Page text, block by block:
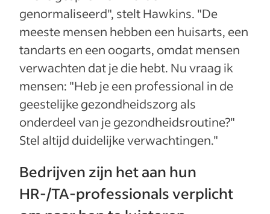
genormaliseerd", stelt Hawkins. "De
meeste mensen hebben een huisarts, een
tandarts en een oogarts, omdat mensen
verwachten dat je die hebt. Nu vraag ik
mensen: "Heb je een professional in de
geestelijke gezondheidszorg als
onderdeel van je gezondheidsroutine?"
Stel altijd duidelijke verwachtingen."
Bedrijven zijn het aan hun
HR-/TA-professionals verplicht